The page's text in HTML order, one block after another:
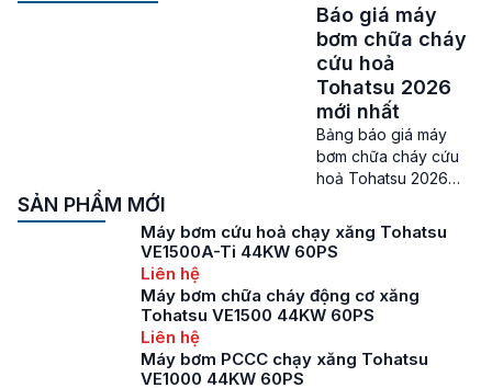
Báo giá máy
bơm chữa cháy
cứu hoả
Tohatsu 2026
mới nhất
Bảng báo giá máy
bơm chữa cháy cứu
hoả Tohatsu 2026
Bản Giá máy bơm
chữa cháy cứu hoả
trên thị trường đang
có khá nhiều loại máy
hoả, mỗi dòng bơm lại
SẢN PHẨM MỚI
Máy bơm cứu hoả chạy xăng Tohatsu
VE1500A-Ti 44KW 60PS
Liên hệ
Máy bơm chữa cháy động cơ xăng
Tohatsu VE1500 44KW 60PS
Liên hệ
Máy bơm PCCC chạy xăng Tohatsu
VE1000 44KW 60PS